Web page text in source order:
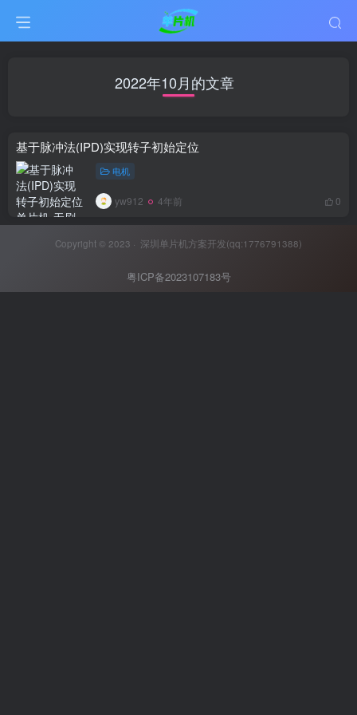
2022年10月的文章
基于脉冲法(IPD)实现转子初始定位
电机
yw912 4年前 0
Copyright © 2023 · 深圳单片机方案开发(qq:1776791388)
粤ICP备2023107183号